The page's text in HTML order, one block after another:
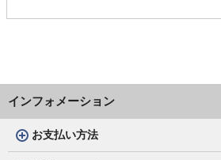
インフォメーション
お支払い方法